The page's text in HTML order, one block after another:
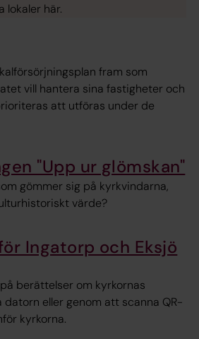
lokaler här.
fram som
vill hantera sina fastigheter och
att utföras under de
"Upp ur glömskan"
gömmer sig på kyrkvindarna,
värde?
Ingatorp och Eksjö
berättelser om kyrkornas
datorn eller genom att scanna QR-
kyrkorna.